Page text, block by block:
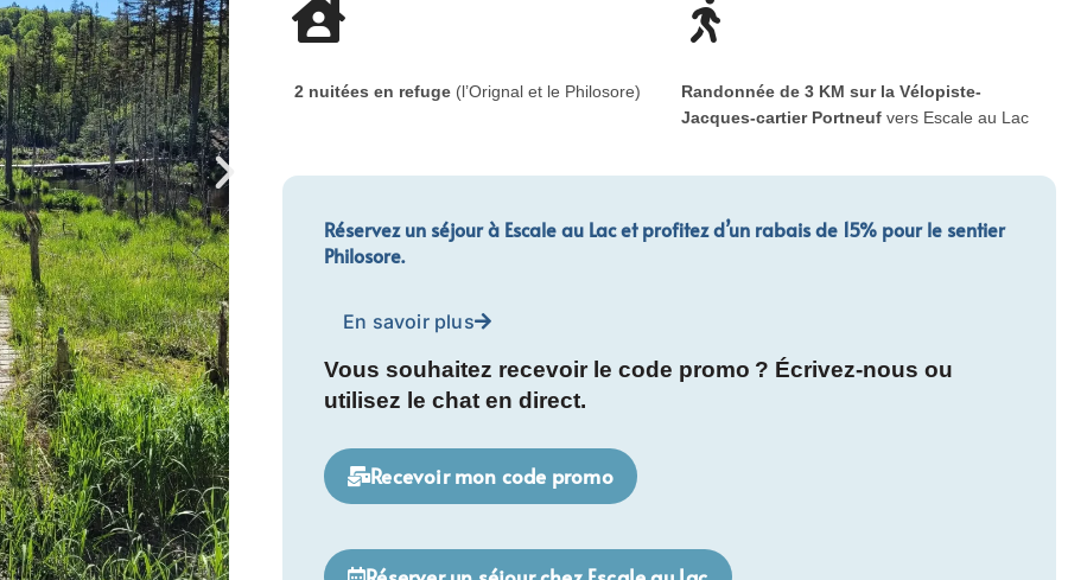
2 nuitées en refuge (l’Orignal et le Philosore)
Randonnée de 3 KM sur la Vélopiste-
Jacques-cartier Portneuf vers Escale au Lac
Réservez un séjour à Escale au Lac et profitez d’un rabais de 15% pour le sentier
Philosore.
En savoir plus
Vous souhaitez recevoir le code promo ? Écrivez-nous ou
utilisez le chat en direct.
Recevoir mon code promo